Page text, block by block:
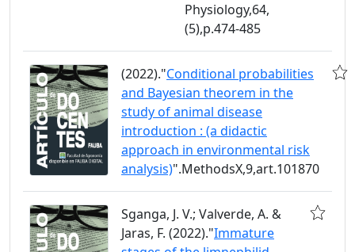
Physiology,64,
(5),p.474-485
(2022)."Conditional probabilities
and Bayesian theorem in the
study of animal disease
introduction : (a didactic
approach in environmental risk
analysis)".MethodsX,9,art.101870
Sganga, J. V.; Valverde, A. &
Jaras, F. (2022)."Immature